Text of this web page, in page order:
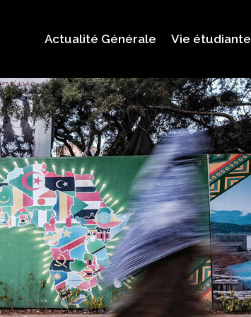
Actualité Générale Vie étudiante